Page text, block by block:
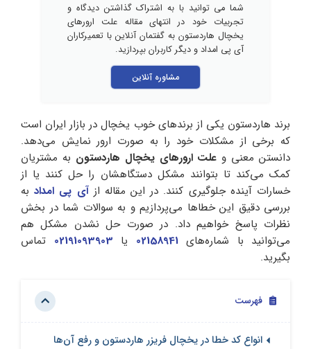
شما می توانید با به اشتراک گذاشتن دیدگاه و
تجربیات خود در انتهای مقاله علت ارورهای
یخچال هاردستون به گفتمان آنلاین با تعمیرکاران
آی پی امداد و دیگر کاربران بپردازید.
مشاوره آنلاین
برند هاردستون یکی از برندهای خوب یخچال در بازار ایران است
که برخی از مشکلات خود را به صورت ارور نمایش می‌دهد.
دانستن معنی و علت ارورهای یخچال هاردستون به مشتریان
کمک می‌کند تا بتوانند مشکل دستگاهشان را حل کنند یا از
خسارات آینده جلوگیری کنند. در این مقاله ازآی پی امدادبه
بررسی دقیق این خطاها می‌پردازیم و به سوالات شما در بخش
نظرات پاسخ خواهیم داد. در صورت حل نشدن مشکل هم
می‌توانید با شماره‌های 02158941 یا 02191093903 تماس
بگیرید.
فهرست
انواع کد خطا در یخچال‌ فریزر هاردستون و رفع آن‌ها